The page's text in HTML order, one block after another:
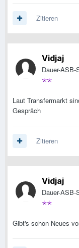
Zitieren
Vidjaj
Dauer-ASB-
Laut Transfermarkt
Gespräch
Zitieren
Vidjaj
Dauer-ASB-
Gibt's schon Neues